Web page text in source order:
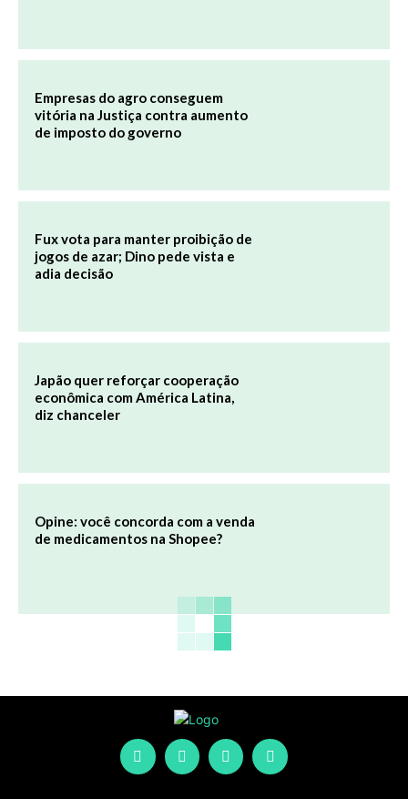
Empresas do agro conseguem
vitória na Justiça contra aumento
de imposto do governo
Fux vota para manter proibição de
jogos de azar; Dino pede vista e
adia decisão
Japão quer reforçar cooperação
econômica com América Latina,
diz chanceler
Opine: você concorda com a venda
de medicamentos na Shopee?